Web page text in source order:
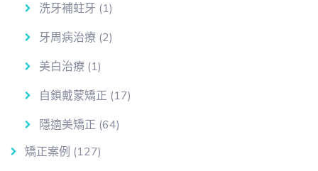
洗牙補蛀牙 (1)
牙周病治療 (2)
美白治療 (1)
自鎖戴蒙矯正 (17)
隱適美矯正 (64)
矯正案例 (127)